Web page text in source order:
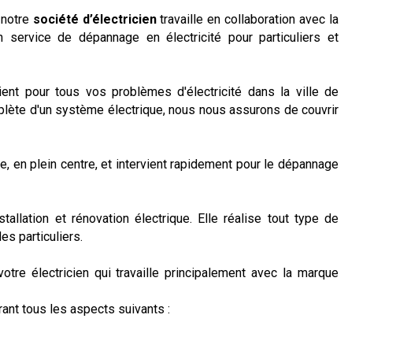
société d’électricientravaille en collaboration avec la
service de dépannage en électricité pour particuliers et
pour tous vos problèmes d'électricité dans la ville de
d'un système électrique, nous nous assurons de couvrir
en plein centre, et intervient rapidement pour le dépannage
et rénovation électrique. Elle réalise tout type de
particuliers.
électricien qui travaille principalement avec la marque
tous les aspects suivants :